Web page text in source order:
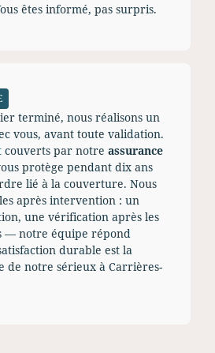
êtes informé, pas surpris.
terminé, nous réalisons un
vous, avant toute validation.
couverts par notre assurance
protège pendant dix ans
lié à la couverture. Nous
après intervention : un
une vérification après les
— notre équipe répond
durable est la
de notre sérieux à Carrières-